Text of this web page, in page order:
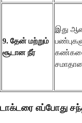
9. தேன் மற்றும்
சூடான நீர்
இது
டாக்டரை எப்போது